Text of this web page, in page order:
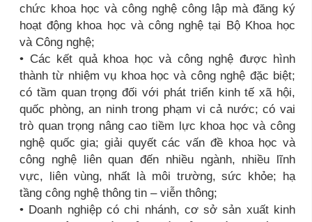
chức khoa học và công nghệ công lập mà đăng ký
hoạt động khoa học và công nghệ tại Bộ Khoa học
và Công nghệ;
• Các kết quả khoa học và công nghệ được hình
thành từ nhiệm vụ khoa học và công nghệ đặc biệt;
có tầm quan trọng đối với phát triển kinh tế xã hội,
quốc phòng, an ninh trong phạm vi cả nước; có vai
trò quan trọng nâng cao tiềm lực khoa học và công
nghệ quốc gia; giải quyết các vấn đề khoa học và
công nghệ liên quan đến nhiều ngành, nhiều lĩnh
vực, liên vùng, nhất là môi trường, sức khỏe; hạ
tầng công nghệ thông tin – viễn thông;
• Doanh nghiệp có chi nhánh, cơ sở sản xuất kinh